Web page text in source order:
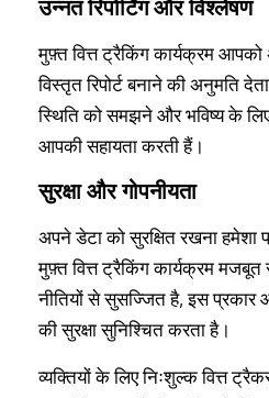
उन्नत रिपोर्टिंग और विश्लेषण
मुफ़्त वित्त ट्रैकिंग कार्यक्रम
विस्तृत रिपोर्ट बनाने की अनुमति
स्थिति को समझने और भविष्य के लिए
आपकी सहायता करती हैं।
सुरक्षा और गोपनीयता
अपने डेटा को सुरक्षित रखना हमेशा
मुफ़्त वित्त ट्रैकिंग कार्यक्रम मजबूत
नीतियों से सुसज्जित है, इस प्रकार
की सुरक्षा सुनिश्चित करता है।
व्यक्तियों के लिए निःशुल्क वित्त